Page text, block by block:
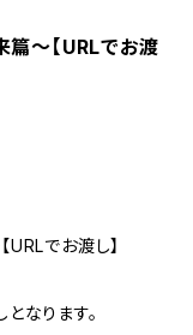
篇〜【URLでお渡
URLでお渡し】
なります。